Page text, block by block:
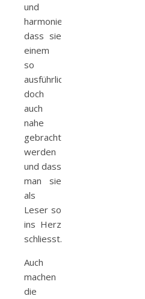
und
harmonieren,
dass sie
einem
so
ausführlich
doch
auch
nahe
gebracht
werden
und dass
man sie
als
Leser so
ins Herz
schliesst.
Auch
machen
die